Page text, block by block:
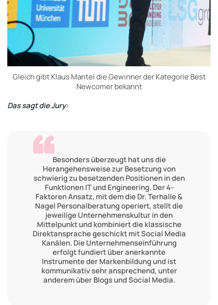
Gleich gibt Klaus Mantel die Gewinner der Kategorie Best
Newcomer bekannt
Das sagt die Jury:
Besonders überzeugt hat uns die
Herangehensweise zur Besetzung von
schwierig zu besetzenden Positionen in den
Funktionen IT und Engineering. Der 4-
Faktoren Ansatz, mit dem die Dr. Terhalle &
Nagel Personalberatung operiert, stellt die
jeweilige Unternehmenskultur in den
Mittelpunkt und kombiniert die klassische
Direktansprache geschickt mit Social Media
Kanälen. Die Unternehmenseinführung
erfolgt fundiert über anerkannte
Instrumente der Markenbildung und ist
kommunikativ sehr ansprechend, unter
anderem über Blogs und Social Media.